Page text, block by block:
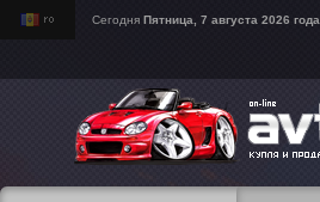
Сегодня Пятница, 7 августа 2026 года